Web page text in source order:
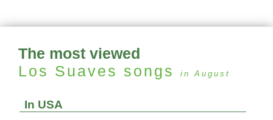
The most viewed
Los Suaves songs in August
In USA